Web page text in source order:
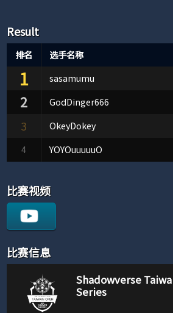
Result
排名 选手名称
1 sasamumu
2 GodDinger666
3
OkeyDokey
4
YOYOuuuuuO
比赛视频
比赛信息
Shadowverse
Series